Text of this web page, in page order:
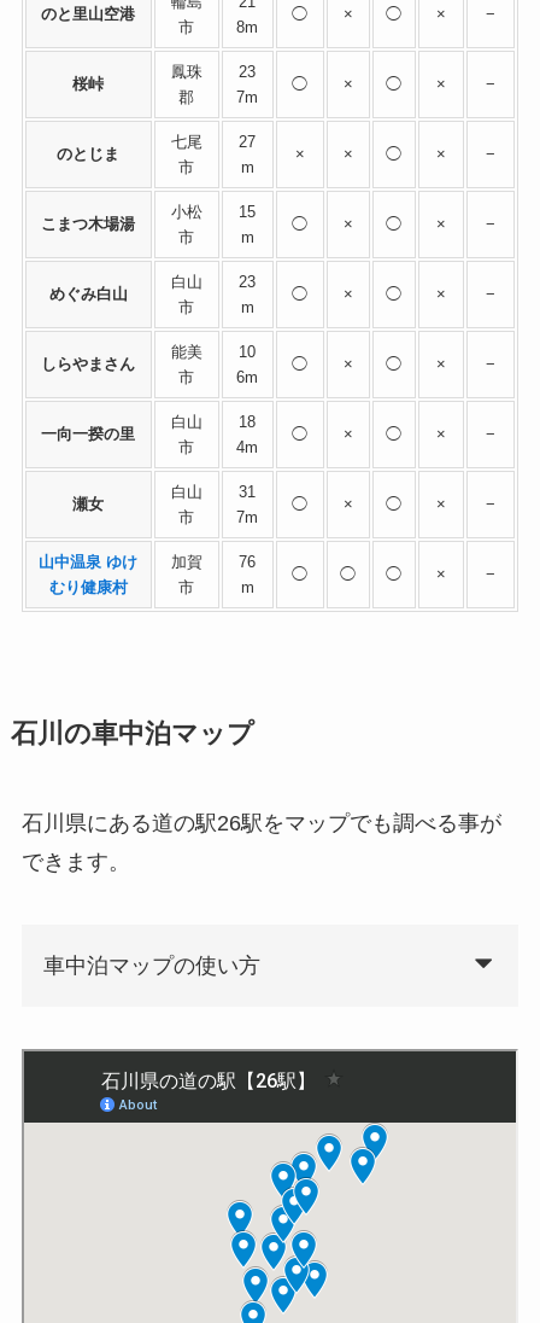
のと里山空港
市
8m
◯ × ◯ × −
桜峠
鳳珠
郡
23
7m
◯ × ◯ × −
のとじま
七尾
市
27
m
× × ◯ × −
こまつ木場湯
小松
市
15
m
◯ × ◯ × −
めぐみ白山
白山
市
23
m
◯ × ◯ × −
しらやまさん
能美
市
10
6m
◯ × ◯ × −
一向一揆の里
白山
市
18
4m
◯ × ◯ × −
瀬女
白山
市
31
7m
◯ × ◯ × −
山中温泉 ゆけ
むり健康村
加賀
市
76
m
◯ ◯ ◯ × −
石川の車中泊マップ
石川県にある道の駅26駅をマップでも調べる事が
できます。
車中泊マップの使い方